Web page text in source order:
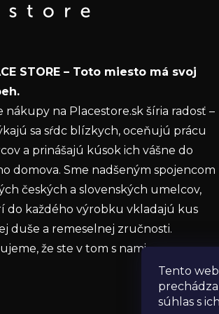
Tento
súhlas s
o nových produktoch na našom e-
e-mailu súhlasíte s
osobných údajov
SA
STORE – Toto miesto má svoj
nákupy na Placestore.sk šíria radosť –
sa sŕdc blízkych, oceňujú prácu
a prinášajú kúsok ich vášne do
domova. Sme nadšeným spojencom
českých a slovenských umelcov,
do každého výrobku vkladajú kus
duše a remeselnej zručnosti.
že ste v tom s nami.